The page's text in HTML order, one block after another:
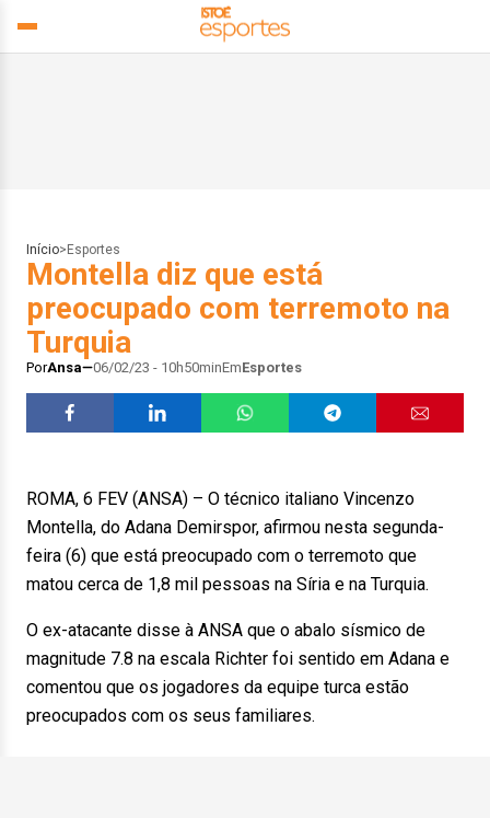
Início> Esportes
Montella diz que está
preocupado com terremoto na
Turquia
PorAnsa 06/02/23 - 10h50minEmEsportes
ROMA, 6 FEV (ANSA) – O técnico italiano Vincenzo
Montella, do Adana Demirspor, afirmou nesta segunda-
feira (6) que está preocupado com o terremoto que
matou cerca de 1,8 mil pessoas na Síria e na Turquia.
O ex-atacante disse à ANSA que o abalo sísmico de
magnitude 7.8 na escala Richter foi sentido em Adana e
comentou que os jogadores da equipe turca estão
preocupados com os seus familiares.